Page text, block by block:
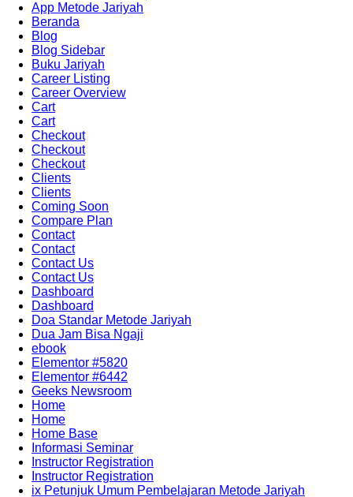
App Metode Jariyah
Beranda
Blog
Blog Sidebar
Buku Jariyah
Career Listing
Career Overview
Cart
Cart
Checkout
Checkout
Checkout
Clients
Clients
Coming Soon
Compare Plan
Contact
Contact
Contact Us
Contact Us
Dashboard
Dashboard
Doa Standar Metode Jariyah
Dua Jam Bisa Ngaji
ebook
Elementor #5820
Elementor #6442
Geeks Newsroom
Home
Home
Home Base
Informasi Seminar
Instructor Registration
Instructor Registration
ix Petunjuk Umum Pembelajaran Metode Jariyah